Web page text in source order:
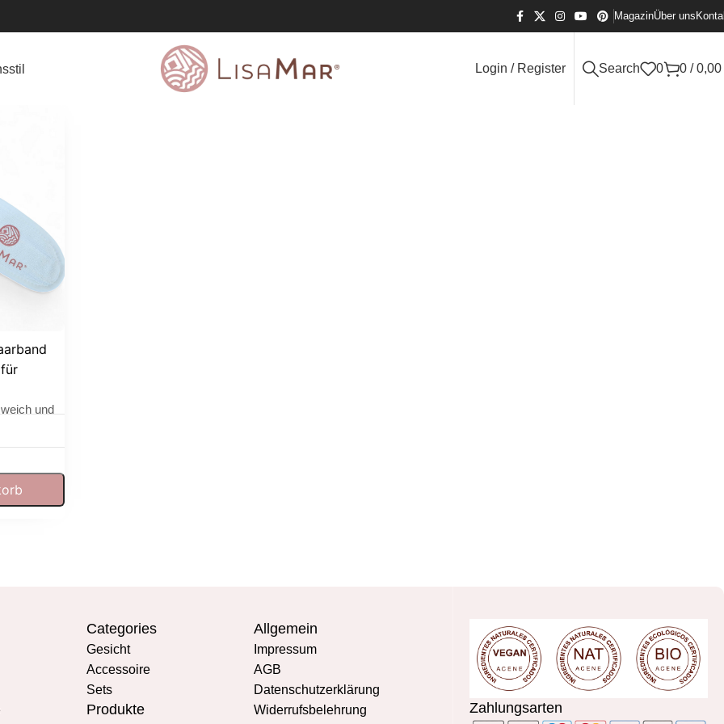
MagazinÜber uns
Login / Register Search 0 0 / 0,00
und
Categories
Gesicht
Accessoire
Sets
Produkte
Allgemein
Impressum
AGB
Datenschutzerklärung
Widerrufsbelehrung
Zahlungsarten